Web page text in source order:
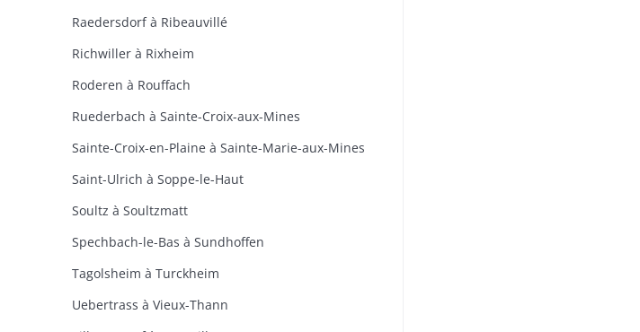
Raedersdorf à Ribeauvillé
Richwiller à Rixheim
Roderen à Rouffach
Ruederbach à Sainte-Croix-aux-Mines
Sainte-Croix-en-Plaine à Sainte-Marie-aux-Mines
Saint-Ulrich à Soppe-le-Haut
Soultz à Soultzmatt
Spechbach-le-Bas à Sundhoffen
Tagolsheim à Turckheim
Uebertrass à Vieux-Thann